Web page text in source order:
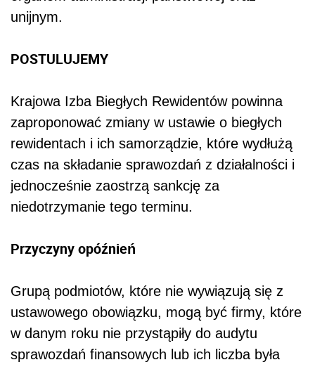
unijnym.
POSTULUJEMY
Krajowa Izba Biegłych Rewidentów powinna
zaproponować zmiany w ustawie o biegłych
rewidentach i ich samorządzie, które wydłużą
czas na składanie sprawozdań z działalności i
jednocześnie zaostrzą sankcję za
niedotrzymanie tego terminu.
Przyczyny opóźnień
Grupą podmiotów, które nie wywiązują się z
ustawowego obowiązku, mogą być firmy, które
w danym roku nie przystąpiły do audytu
sprawozdań finansowych lub ich liczba była